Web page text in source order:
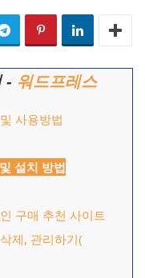
- 워드프레스
사용방법
설치 방법
구매 추천 사이트
제, 관리하기(